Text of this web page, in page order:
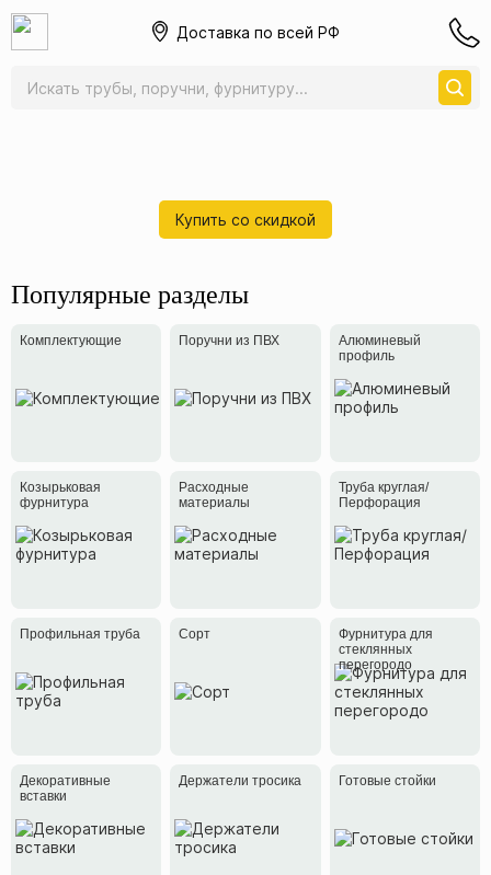
Доставка по всей РФ
Купить со скидкой
Популярные разделы
Комплектующие Поручни из ПВХ
Алюминевый
профиль
Козырьковая
фурнитура
Расходные
материалы
Труба круглая/
Перфорация
Профильная труба Сорт
Фурнитура для
стеклянных
перегородо
Декоративные
вставки
Держатели тросика Готовые стойки